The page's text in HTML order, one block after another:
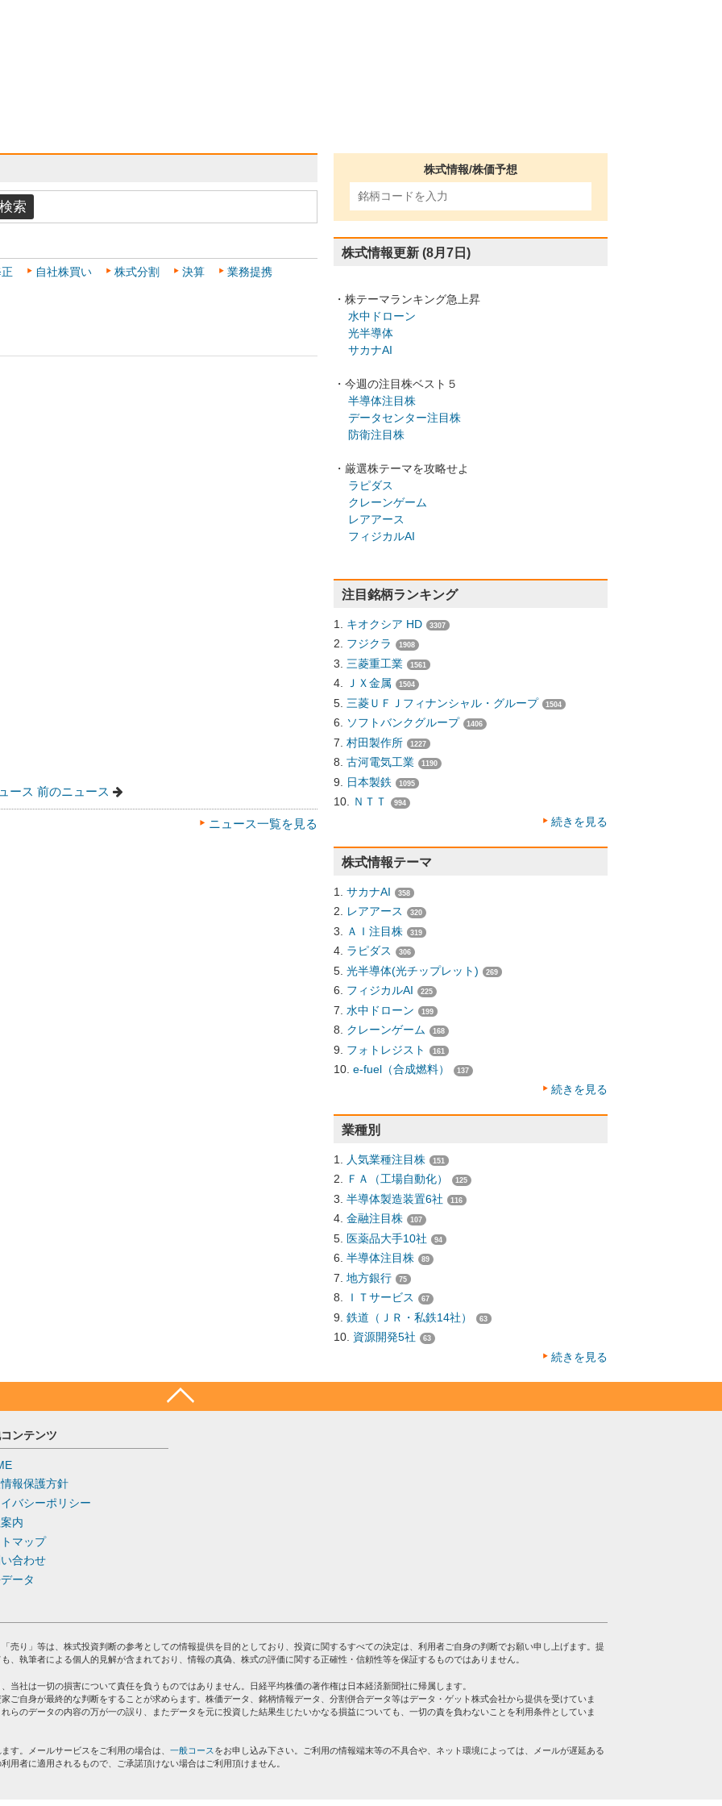
自社株買い 株式分割 決算
業務提携
ース 前のニュース
ニュース一覧を見る
株式情報/株価予想
株式情報更新 (8月7日)
・株テーマランキング急上昇
水中ドローン
光半導体
サカナAI
・今週の注目株ベスト５
半導体注目株
データセンター注目株
防衛注目株
・厳選株テーマを攻略せよ
ラピダス
クレーンゲーム
レアアース
フィジカルAI
注目銘柄ランキング
キオクシア HD 3307
フジクラ 1908
三菱重工業 1561
ＪＸ金属 1504
三菱ＵＦＪフィナンシャル・グループ 1504
ソフトバンクグループ 1406
村田製作所 1227
古河電気工業 1190
日本製鉄 1095
ＮＴＴ 994
続きを見る
株式情報テーマ
サカナAI 358
レアアース 320
ＡＩ注目株 319
ラピダス 306
光半導体(光チップレット) 269
フィジカルAI 225
水中ドローン 199
クレーンゲーム 168
フォトレジスト 161
e-fuel（合成燃料） 137
続きを見る
業種別
人気業種注目株 151
ＦＡ（工場自動化） 125
半導体製造装置6社 116
金融注目株 107
医薬品大手10社 94
半導体注目株 89
地方銀行 75
ＩＴサービス 67
鉄道（ＪＲ・私鉄14社） 63
資源開発5社 63
続きを見る
ンテンツ
報保護方針
バシーポリシー
内
マップ
合わせ
ータ
売り」等は、株式投資判断の参考としての情報提供を目的としており、投資に関するすべての決定は、利用者ご自身の判断でお願い申し上げます。提
、執筆者による個人的見解が含まれており、情報の真偽、株式の評価に関する正確性・信頼性等を保証するものではありません。
当社は一切の損害について責任を負うものではありません。日経平均株価の著作権は日本経済新聞社に帰属します。
ご自身が最終的な判断をすることが求めらます。株価データ、銘柄情報データ、分割併合データ等はデータ・ゲット株式会社から提供を受けていま
らのデータの内容の万が一の誤り、またデータを元に投資した結果生じたいかなる損益についても、一切の責を負わないことを利用条件としていま
す。メールサービスをご利用の場合は、 一般コースをお申し込み下さい。ご利用の情報端末等の不具合や、ネット環境によっては、メールが遅延ある
用者に適用されるもので、ご承諾頂けない場合はご利用頂けません。